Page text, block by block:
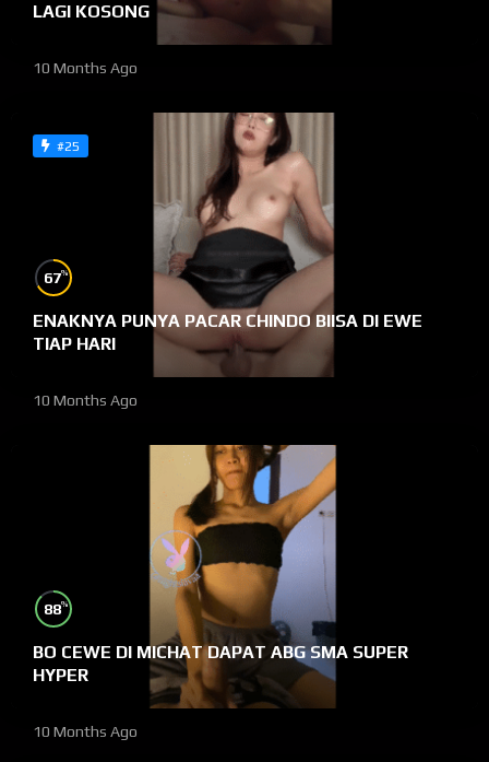
LAGI KOSONG
10 Months Ago
#25
67%
ENAKNYA PUNYA PACAR CHINDO BIISA DI EWE
TIAP HARI
10 Months Ago
88%
BO CEWE DI MICHAT DAPAT ABG SMA SUPER
HYPER
10 Months Ago